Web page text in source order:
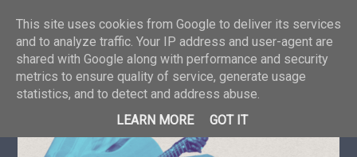
This site uses cookies from Google to deliver its services
and to analyze traffic. Your IP address and user-agent are
shared with Google along with performance and security
metrics to ensure quality of service, generate usage
statistics, and to detect and address abuse.
LEARN MORE
GOT IT